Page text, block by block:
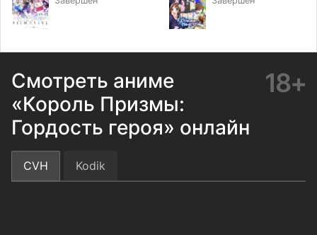
Смотреть аниме
«Король Призмы:
Гордость героя» онлайн
18+
CVH Kodik